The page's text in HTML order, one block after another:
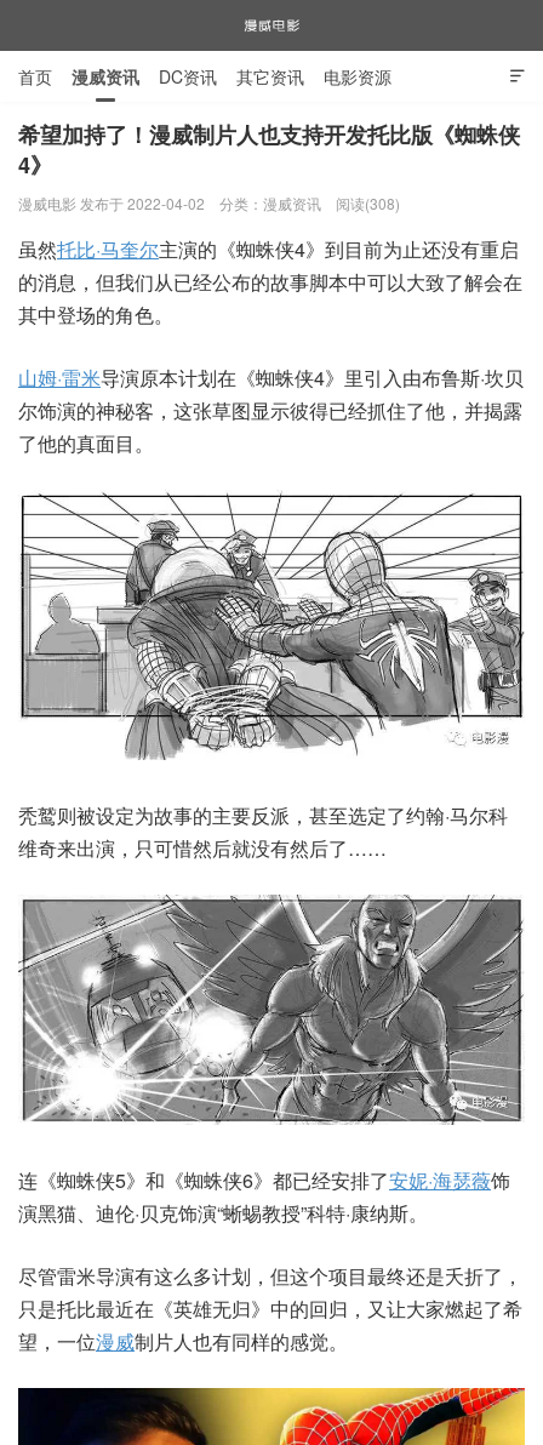
漫威电影

首页 漫威资讯 DC资讯 其它资讯 电影资源
电视剧资源 漫威图片
希望加持了！漫威制片人也支持开发托比版《蜘蛛侠
4》
漫威电影 发布于 2022-04-02 分类： 漫威资讯 阅读(308)
虽然托比·马奎尔主演的《蜘蛛侠4》到目前为止还没有重启
的消息，但我们从已经公布的故事脚本中可以大致了解会在
其中登场的角色。
山姆·雷米导演原本计划在《蜘蛛侠4》里引入由布鲁斯·坎贝
尔饰演的神秘客，这张草图显示彼得已经抓住了他，并揭露
了他的真面目。
秃鹫则被设定为故事的主要反派，甚至选定了约翰·马尔科
维奇来出演，只可惜然后就没有然后了……
连《蜘蛛侠5》和《蜘蛛侠6》都已经安排了安妮·海瑟薇饰
演黑猫、迪伦·贝克饰演“蜥蜴教授”科特·康纳斯。
尽管雷米导演有这么多计划，但这个项目最终还是夭折了，
只是托比最近在《英雄无归》中的回归，又让大家燃起了希
望，一位漫威制片人也有同样的感觉。